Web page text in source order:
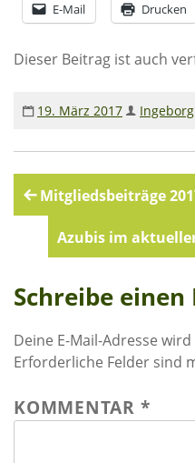
E-Mail Drucken
Dieser Beitrag ist auch
19. März 2017
Mitgliedsbeiträge
Azubis im
Schreibe
Deine E-Mail-Adresse
Erforderliche Felder sind
KOMMENTAR *